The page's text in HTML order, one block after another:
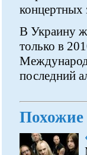
концертных
В Украину
только в
последний
Похожие